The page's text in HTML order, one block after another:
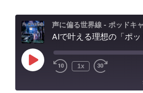
効
果
と
能
キ
ャ
ト
ッ
ク
の
声に偏る世界線 - ポッドキ
Play
Episode 1x